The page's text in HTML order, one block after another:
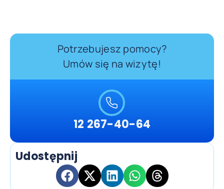
Potrzebujesz pomocy?
Umów się na wizytę!
12 267-40-64
Udostępnij